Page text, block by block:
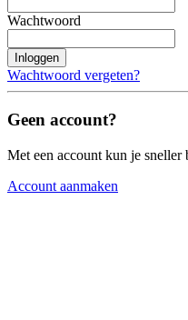
Wachtwoord
Inloggen
Wachtwoord vergeten?
Geen account?
Met een account kun je sneller
Account aanmaken